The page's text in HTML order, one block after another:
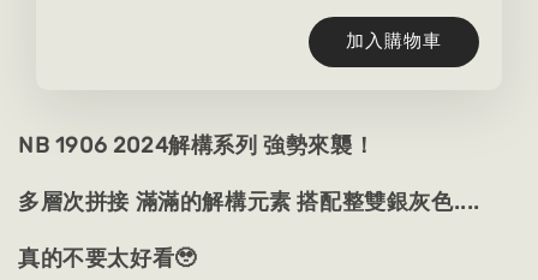
加入購物車
NB 1906 2024解構系列 強勢來襲！
多層次拼接 滿滿的解構元素 搭配整雙銀灰色....
真的不要太好看🥹